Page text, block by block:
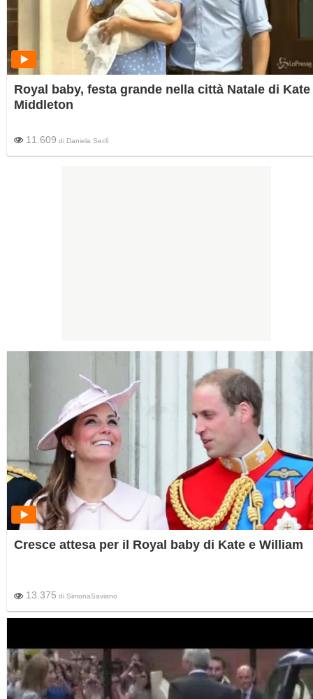
Royal baby, festa grande nella città Natale di Kate
Middleton
11.609 di Daniela Seclì
Cresce attesa per il Royal baby di Kate e William
13.375 di SimonaSaviano